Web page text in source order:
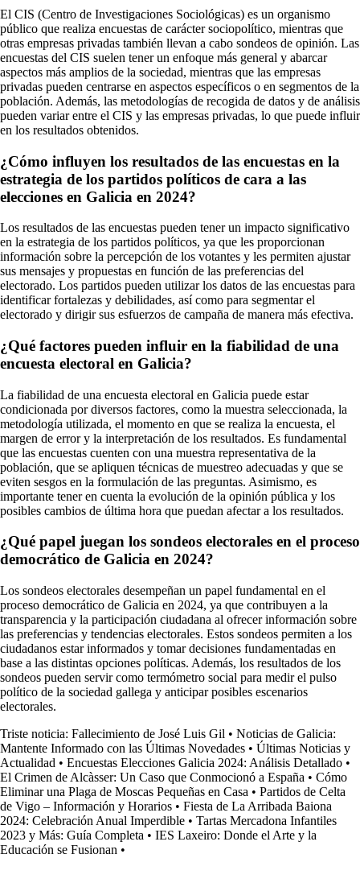
El CIS (Centro de Investigaciones Sociológicas) es un organismo
público que realiza encuestas de carácter sociopolítico, mientras que
otras empresas privadas también llevan a cabo sondeos de opinión. Las
encuestas del CIS suelen tener un enfoque más general y abarcar
aspectos más amplios de la sociedad, mientras que las empresas
privadas pueden centrarse en aspectos específicos o en segmentos de la
población. Además, las metodologías de recogida de datos y de análisis
pueden variar entre el CIS y las empresas privadas, lo que puede influir
en los resultados obtenidos.
¿Cómo influyen los resultados de las encuestas en la
estrategia de los partidos políticos de cara a las
elecciones en Galicia en 2024?
Los resultados de las encuestas pueden tener un impacto significativo
en la estrategia de los partidos políticos, ya que les proporcionan
información sobre la percepción de los votantes y les permiten ajustar
sus mensajes y propuestas en función de las preferencias del
electorado. Los partidos pueden utilizar los datos de las encuestas para
identificar fortalezas y debilidades, así como para segmentar el
electorado y dirigir sus esfuerzos de campaña de manera más efectiva.
¿Qué factores pueden influir en la fiabilidad de una
encuesta electoral en Galicia?
La fiabilidad de una encuesta electoral en Galicia puede estar
condicionada por diversos factores, como la muestra seleccionada, la
metodología utilizada, el momento en que se realiza la encuesta, el
margen de error y la interpretación de los resultados. Es fundamental
que las encuestas cuenten con una muestra representativa de la
población, que se apliquen técnicas de muestreo adecuadas y que se
eviten sesgos en la formulación de las preguntas. Asimismo, es
importante tener en cuenta la evolución de la opinión pública y los
posibles cambios de última hora que puedan afectar a los resultados.
¿Qué papel juegan los sondeos electorales en el proceso
democrático de Galicia en 2024?
Los sondeos electorales desempeñan un papel fundamental en el
proceso democrático de Galicia en 2024, ya que contribuyen a la
transparencia y la participación ciudadana al ofrecer información sobre
las preferencias y tendencias electorales. Estos sondeos permiten a los
ciudadanos estar informados y tomar decisiones fundamentadas en
base a las distintas opciones políticas. Además, los resultados de los
sondeos pueden servir como termómetro social para medir el pulso
político de la sociedad gallega y anticipar posibles escenarios
electorales.
Triste noticia: Fallecimiento de José Luis Gil • Noticias de Galicia:
Mantente Informado con las Últimas Novedades • Últimas Noticias y
Actualidad • Encuestas Elecciones Galicia 2024: Análisis Detallado •
El Crimen de Alcàsser: Un Caso que Conmocionó a España • Cómo
Eliminar una Plaga de Moscas Pequeñas en Casa • Partidos de Celta
de Vigo – Información y Horarios • Fiesta de La Arribada Baiona
2024: Celebración Anual Imperdible • Tartas Mercadona Infantiles
2023 y Más: Guía Completa • IES Laxeiro: Donde el Arte y la
Educación se Fusionan •